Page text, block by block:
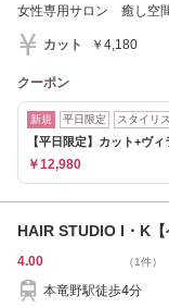
女性専用サロン 癒し空
カット ￥4,180
クーポン
新規 平日限定 スタイリ
【平日限定】カット+ヴ
￥12,980
HAIR STUDIO I・K【
4.00 （1件）
本竜野駅徒歩4分